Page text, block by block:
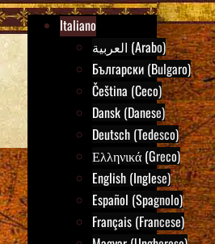
Italiano
العربية (Arabo)
Български (Bulgaro)
Čeština (Ceco)
Dansk (Danese)
Deutsch (Tedesco)
Ελληνικά (Greco)
English (Inglese)
Español (Spagnolo)
Français (Francese)